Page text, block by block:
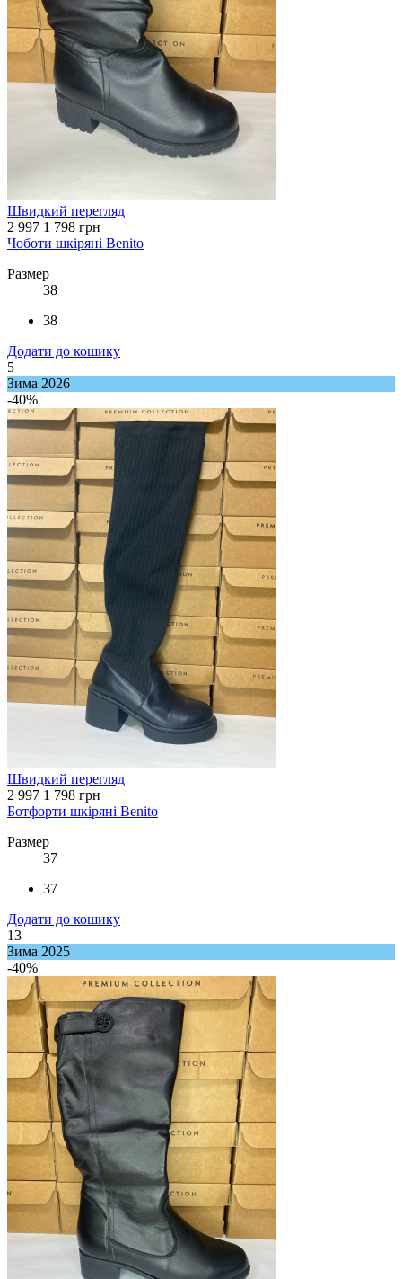
Швидкий перегляд
2 997 1 798 грн
Чоботи шкіряні Benito
Размер
38
38
Додати до кошику
5
Зима 2026
-40%
Швидкий перегляд
2 997 1 798 грн
Ботфорти шкіряні Benito
Размер
37
37
Додати до кошику
13
Зима 2025
-40%